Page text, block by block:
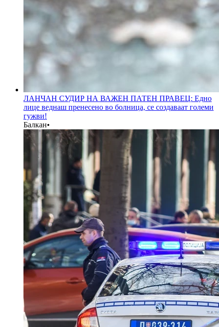
ЛАНЧАН СУДИР НА ВАЖЕН ПАТЕН ПРАВЕЦ: Едно
лице веднаш пренесено во болница, се создаваат големи
гужви!
Балкан•